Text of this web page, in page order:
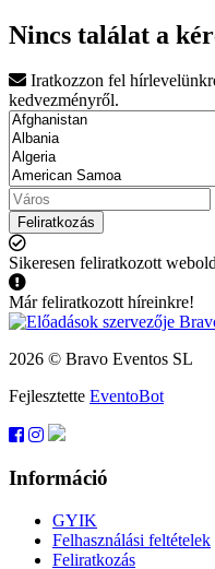
Nincs találat a
Iratkozzon fel
kedvezményről.
Feliratkozás
Sikeresen feliratkozott
Már feliratkozott híreinkre!
2026 © Bravo Eventos SL
Fejlesztette EventoBot
Információ
GYIK
Felhasználási feltételek
Feliratkozás